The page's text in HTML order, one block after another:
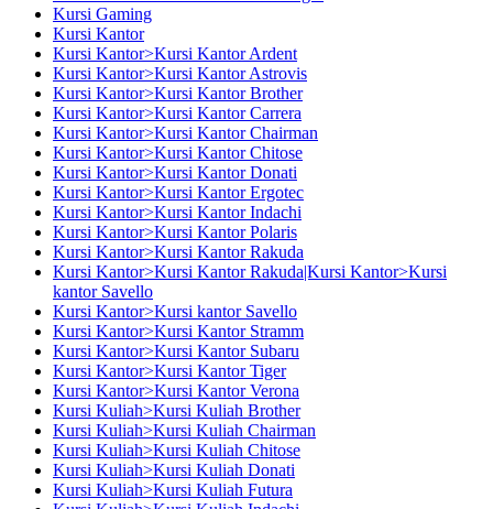
Kursi Gaming
Kursi Kantor
Kursi Kantor>Kursi Kantor Ardent
Kursi Kantor>Kursi Kantor Astrovis
Kursi Kantor>Kursi Kantor Brother
Kursi Kantor>Kursi Kantor Carrera
Kursi Kantor>Kursi Kantor Chairman
Kursi Kantor>Kursi Kantor Chitose
Kursi Kantor>Kursi Kantor Donati
Kursi Kantor>Kursi Kantor Ergotec
Kursi Kantor>Kursi Kantor Indachi
Kursi Kantor>Kursi Kantor Polaris
Kursi Kantor>Kursi Kantor Rakuda
Kursi Kantor>Kursi Kantor Rakuda|Kursi Kantor>Kursi
kantor Savello
Kursi Kantor>Kursi kantor Savello
Kursi Kantor>Kursi Kantor Stramm
Kursi Kantor>Kursi Kantor Subaru
Kursi Kantor>Kursi Kantor Tiger
Kursi Kantor>Kursi Kantor Verona
Kursi Kuliah>Kursi Kuliah Brother
Kursi Kuliah>Kursi Kuliah Chairman
Kursi Kuliah>Kursi Kuliah Chitose
Kursi Kuliah>Kursi Kuliah Donati
Kursi Kuliah>Kursi Kuliah Futura